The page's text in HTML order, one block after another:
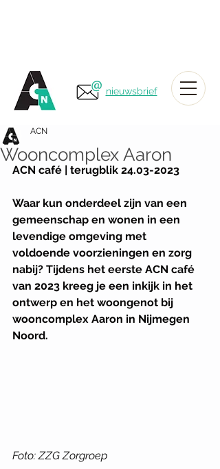
nieuwsbrief
Wooncomplex Aaron
ACN
ACN café | terugblik 24.03-2023
Waar kun onderdeel zijn van een
gemeenschap en wonen in een
levendige omgeving met
voldoende voorzieningen en zorg
nabij? Tijdens het eerste ACN café
van 2023 kreeg je een inkijk in het
ontwerp en het woongenot bij
wooncomplex Aaron in Nijmegen
Noord.
Foto: ZZG Zorgroep